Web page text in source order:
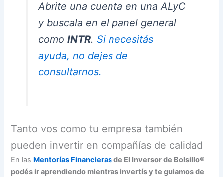
Abrite una cuenta en una ALyC
y buscala en el panel general
comoINTR. Si necesitás
ayuda, no dejes de
consultarnos.
Tanto vos como tu empresa también
pueden invertir en compañías de calidad
En las Mentorías Financierasde El Inversor de Bolsillo®
podés ir aprendiendo mientras invertís y te guiamos de